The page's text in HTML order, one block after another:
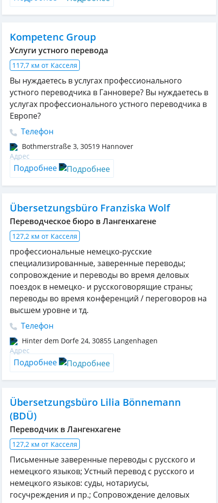
Kompetenc Group
Услуги устного перевода
117,7 км от Касселя
Вы нуждаетесь в услугах профессионального
устного переводчика в Ганновере? Вы нуждаетесь в
услугах профессионального устного переводчика в
Европе?
Телефон
Bothmerstraße 3, 30519 Hannover
Подробнее
Übersetzungsbüro Franziska Wolf
Переводческое бюро в Лангенхагене
127,2 км от Касселя
профессиональные немецко-русские
специализированные, заверенные переводы;
сопровождение и переводы во время деловых
поездок в немецко- и русскоговорящие страны;
переводы во время конференций / переговоров на
высшем уровне и тд.
Телефон
Hinter dem Dorfe 24, 30855 Langenhagen
Подробнее
Übersetzungsbüro Lilia Bönnemann
(BDÜ)
Переводчик в Лангенхагене
127,2 км от Касселя
Письменные заверенные переводы с русского и
немецкого языков; Устный перевод с русского и
немецкого языков: суды, нотариусы,
госучреждения и пр.; Сопровождение деловых